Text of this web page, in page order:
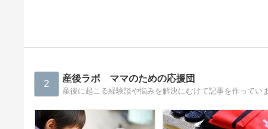
2 産後ラボ ママのための応援団
産後に起こる経験談や悩みを解決にむけて記事を作ってい